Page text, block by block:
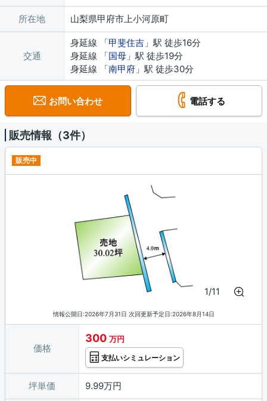
所在地 山梨県甲府市上小河原町
交通
身延線 「甲斐住吉 」駅 徒歩16分
身延線 「国母 」駅 徒歩19分
身延線 「南甲府 」駅 徒歩30分
お問い合わせ 電話する
販売情報（3件）
販売中
1/11
情報公開日:2026年7月31日 次回更新予定日:2026年8月14日
価格
300 万円
支払いシミュレーション
坪単価 9.99万円